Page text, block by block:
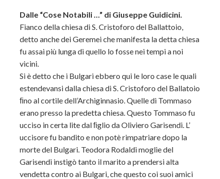
Dalle “Cose Notabili …” di Giuseppe Guidicini.
Fianco della chiesa di S. Cristoforo del Ballattoio,
detto anche dei Geremei che manifesta la detta chiesa
fu assai più lunga di quello lo fosse nei tempi a noi
vicini.
Si è detto che i Bulgari ebbero qui le loro case le quali
estendevansi dalla chiesa di S. Cristoforo del Ballatoio
ﬁno al cortile dell’Archiginnasio. Quelle di Tommaso
erano presso la predetta chiesa. Questo Tommaso fu
ucciso in certa lite dal ﬁglio da Oliviero Garisendi. L’
uccisore fu bandito e non potè rimpatriare dopo la
morte del Bulgari. Teodora Rodaldi moglie del
Garisendi instigò tanto il marito a prendersi alta
vendetta contro ai Bulgari, che questo coi suoi amici